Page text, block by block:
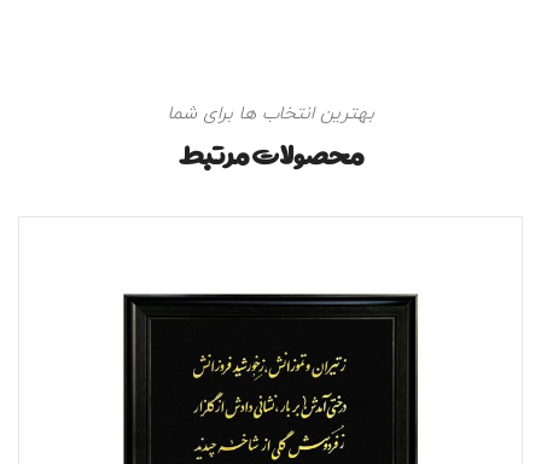
بهترین انتخاب ها برای شما
محصولات مرتبط